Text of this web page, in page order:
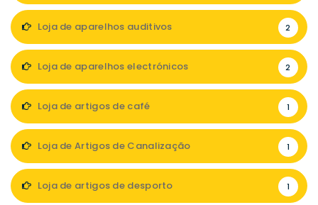
Loja de aparelhos auditivos 2
Loja de aparelhos electrónicos 2
Loja de artigos de café 1
Loja de Artigos de Canalização 1
Loja de artigos de desporto 1